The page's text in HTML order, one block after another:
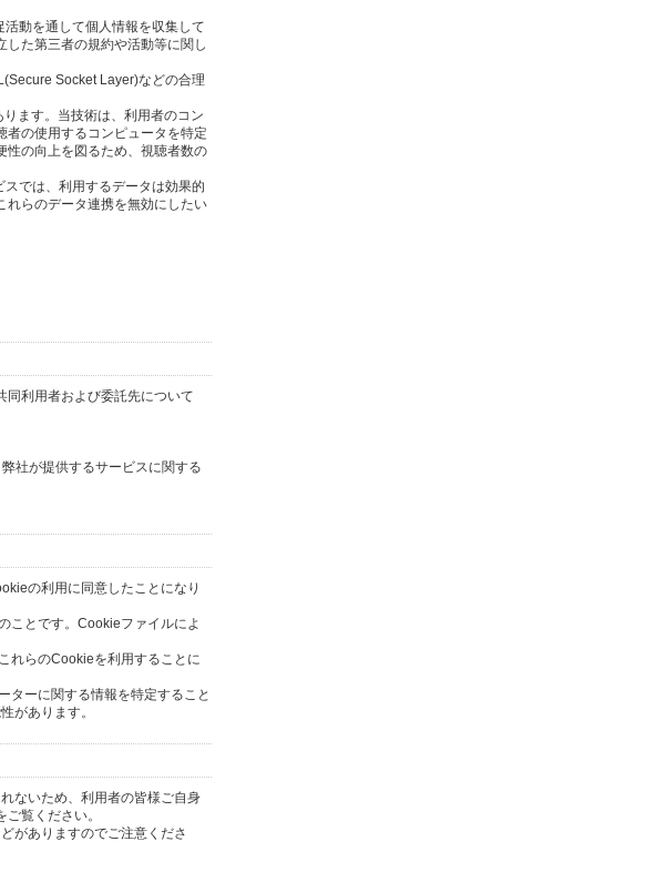
動を通して個人情報を収集して
た第三者の規約や活動等に関し
Socket Layer)などの合理
ます。当技術は、利用者のコン
者の使用するコンピュータを特定
性の向上を図るため、視聴者数の
では、利用するデータは効果的
れらのデータ連携を無効にしたい
同利用者および委託先について
社が提供するサービスに関する
の利用に同意したことになり
ことです。Cookieファイルによ
れらのCookieを利用することに
ターに関する情報を特定すること
があります。
ないため、利用者の皆様ご自身
覧ください。
がありますのでご注意くださ